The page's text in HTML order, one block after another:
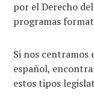
por el Derecho
programas
Si nos centramos
español,
estos tipos